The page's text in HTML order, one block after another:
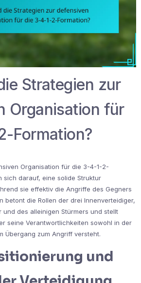
Strategien zur
Organisation für
Formation?
Organisation für die 3-4-1-2-
sich darauf, eine solide Struktur
sie effektiv die Angriffe des Gegners
betont die Rollen der drei Innenverteidiger,
des alleinigen Stürmers und stellt
seine Verantwortlichkeiten sowohl in der
Übergang zum Angriff versteht.
und